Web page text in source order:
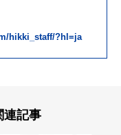
hikki_staff/?hl=ja
連記事